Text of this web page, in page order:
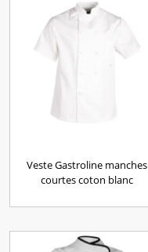
Veste Gastroline manches
courtes coton blanc